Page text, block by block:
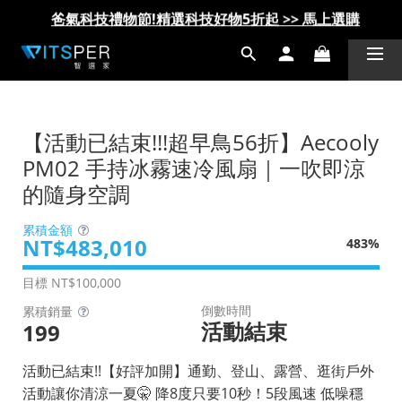
爸氣科技禮物節!精選科技好物5折起 >> 馬上選購
爸氣科技禮物節!精選科技好物5折起 >> 馬上選購
【活動已結束!!!超早鳥56折】Aecooly
PM02 手持冰霧速冷風扇｜一吹即涼
的隨身空調
累積金額
NT$483,010 483%
目標 NT$100,000
累積銷量
199
倒數時間
活動結束
活動已結束!!【好評加開】通勤、登山、露營、逛街戶外
活動讓你清涼一夏🤫 降8度只要10秒！5段風速 低噪穩